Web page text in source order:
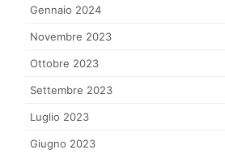
Gennaio 2024
Novembre 2023
Ottobre 2023
Settembre 2023
Luglio 2023
Giugno 2023